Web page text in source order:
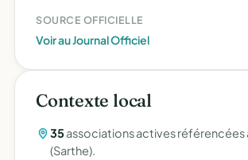
SOURCE OFFICIELLE
Voir au Journal Officiel
Contexte local
35associations actives référencées
(Sarthe).